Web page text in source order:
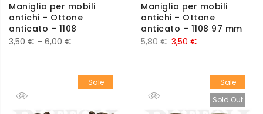
Maniglia per mobili
antichi – Ottone
anticato – 1108
3,50 € – 6,00 €
Maniglia per mobili
antichi – Ottone
anticato – 1108 97 mm
5,80€ 3,50 €
Sale
Sale
Sold Out